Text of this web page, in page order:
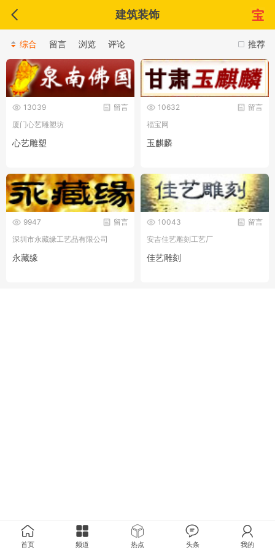
建筑装饰
推荐
综合 留言 浏览 评论
留言
13039
厦门心艺雕塑坊
心艺雕塑
留言
10632
福宝网
玉麒麟
留言
9947
深圳市永藏缘工艺品有限公司
永藏缘
留言
10043
安吉佳艺雕刻工艺厂
佳艺雕刻
首页 频道 热点 头条 我的